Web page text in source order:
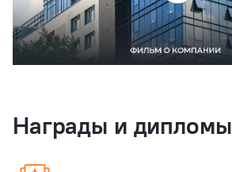
Награды и дипломы